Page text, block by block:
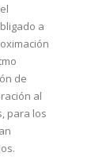
a
de
al
para los